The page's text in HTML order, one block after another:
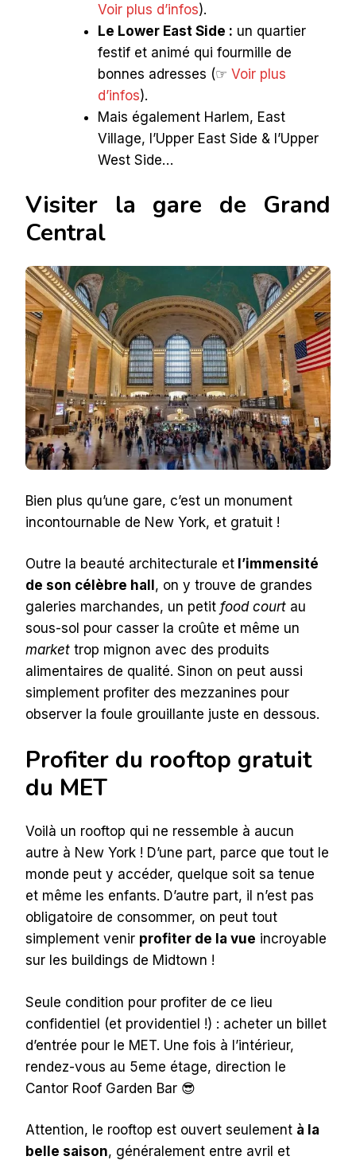
Voir plus d’infos).
Le Lower East Side : un quartier
festif et animé qui fourmille de
bonnes adresses (☞ Voir plus
d’infos).
Mais également Harlem, East
Village, l’Upper East Side & l’Upper
West Side…
Visiter la gare de Grand
Central
Bien plus qu’une gare, c’est un monument
incontournable de New York, et gratuit !
Outre la beauté architecturale et l’immensité
de son célèbre hall , on y trouve de grandes
galeries marchandes, un petit food court au
sous-sol pour casser la croûte et même un
market trop mignon avec des produits
alimentaires de qualité. Sinon on peut aussi
simplement profiter des mezzanines pour
observer la foule grouillante juste en dessous.
Profiter du rooftop gratuit
du MET
Voilà un rooftop qui ne ressemble à aucun
autre à New York ! D’une part, parce que tout le
monde peut y accéder, quelque soit sa tenue
et même les enfants. D’autre part, il n’est pas
obligatoire de consommer, on peut tout
simplement venir profiter de la vue incroyable
sur les buildings de Midtown !
Seule condition pour profiter de ce lieu
confidentiel (et providentiel !) : acheter un billet
d’entrée pour le MET. Une fois à l’intérieur,
rendez-vous au 5eme étage, direction le
Cantor Roof Garden Bar 😎
Attention, le rooftop est ouvert seulement à la
belle saison, généralement entre avril et